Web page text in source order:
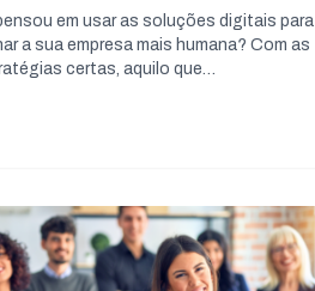
em usar as soluções digitais para
a sua empresa mais humana? Com as
certas, aquilo que…